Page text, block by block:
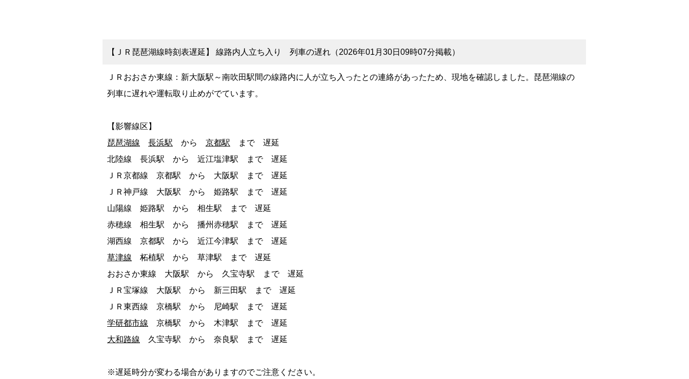
【ＪＲ琵琶湖線時刻表遅延】 線路内人立ち入り 列車の遅れ（2026年01月30日09時07分掲載）
ＪＲおおさか東線：新大阪駅～南吹田駅間の線路内に人が立ち入ったとの連絡があったため、現地を確認しました。琵琶湖線の
列車に遅れや運転取り止めがでています。
【影響線区】
琵琶湖線
長浜駅 から 京都駅 まで 遅延
北陸線 長浜駅 から 近江塩津駅 まで 遅延
ＪＲ京都線 京都駅 から 大阪駅 まで 遅延
ＪＲ神戸線 大阪駅 から 姫路駅 まで 遅延
山陽線 姫路駅 から 相生駅 まで 遅延
赤穂線 相生駅 から 播州赤穂駅 まで 遅延
湖西線 京都駅 から 近江今津駅 まで 遅延
草津線 柘植駅 から 草津駅 まで 遅延
おおさか東線 大阪駅 から 久宝寺駅 まで 遅延
ＪＲ宝塚線 大阪駅 から 新三田駅 まで 遅延
ＪＲ東西線 京橋駅 から 尼崎駅 まで 遅延
学研都市線 京橋駅 から 木津駅 まで 遅延
大和路線 久宝寺駅 から 奈良駅 まで 遅延
※遅延時分が変わる場合がありますのでご注意ください。